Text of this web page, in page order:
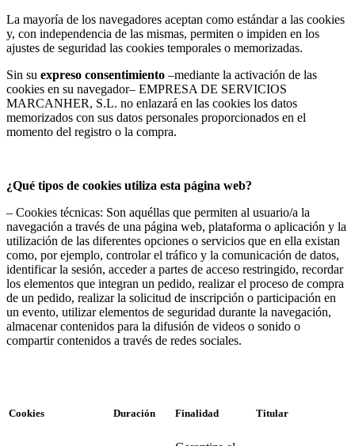
La mayoría de los navegadores aceptan como estándar a las cookies
y, con independencia de las mismas, permiten o impiden en los
ajustes de seguridad las cookies temporales o memorizadas.
Sin su expreso consentimiento –mediante la activación de las
cookies en su navegador– EMPRESA DE SERVICIOS
MARCANHER, S.L. no enlazará en las cookies los datos
memorizados con sus datos personales proporcionados en el
momento del registro o la compra.
¿Qué tipos de cookies utiliza esta página web?
– Cookies técnicas: Son aquéllas que permiten al usuario/a la
navegación a través de una página web, plataforma o aplicación y la
utilización de las diferentes opciones o servicios que en ella existan
como, por ejemplo, controlar el tráfico y la comunicación de datos,
identificar la sesión, acceder a partes de acceso restringido, recordar
los elementos que integran un pedido, realizar el proceso de compra
de un pedido, realizar la solicitud de inscripción o participación en
un evento, utilizar elementos de seguridad durante la navegación,
almacenar contenidos para la difusión de videos o sonido o
compartir contenidos a través de redes sociales.
Cookies Duración Finalidad Titular